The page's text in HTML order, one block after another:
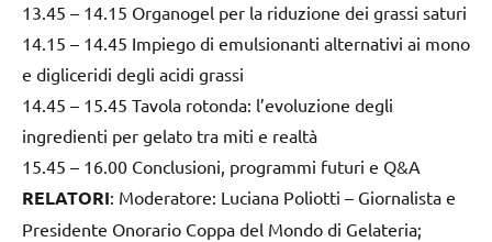
13.45 – 14.15 Organogel per la riduzione dei grassi saturi
14.15 – 14.45 Impiego di emulsionanti alternativi ai mono
e digliceridi degli acidi grassi
14.45 – 15.45 Tavola rotonda: l’evoluzione degli
ingredienti per gelato tra miti e realtà
15.45 – 16.00 Conclusioni, programmi futuri e Q&A
RELATORI: Moderatore: Luciana Poliotti – Giornalista e
Presidente Onorario Coppa del Mondo di Gelateria;